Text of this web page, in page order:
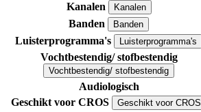
Kanalen Kanalen
Banden
Banden
Luisterprogramma's
Luisterprogramma's
Vochtbestendig/ stofbestendig
Vochtbestendig/ stofbestendig
Audiologisch
Geschikt voor CROS
Geschikt voor CROS